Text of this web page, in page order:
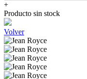
+
Producto sin stock
Volver